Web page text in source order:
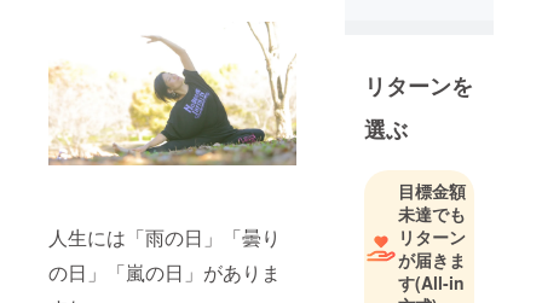
人生には「雨の日」「曇り
の日」「嵐の日」がありま
施設、介護
て支援セン
グループエ
クササイズ
を指導。
運動だけで
健康になれ
リターンを
選ぶ
目標金額
未達でも
リターン
が届きま
す(All-in